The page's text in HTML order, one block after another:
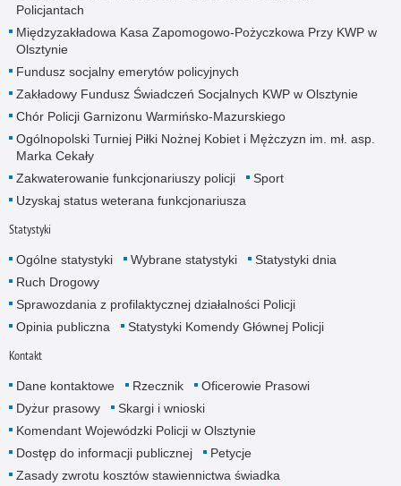
Policjantach
Międzyzakładowa Kasa Zapomogowo-Pożyczkowa Przy KWP w
Olsztynie
Fundusz socjalny emerytów policyjnych
Zakładowy Fundusz Świadczeń Socjalnych KWP w Olsztynie
Chór Policji Garnizonu Warmińsko-Mazurskiego
Ogólnopolski Turniej Piłki Nożnej Kobiet i Mężczyzn im. mł. asp.
Marka Cekały
Zakwaterowanie funkcjonariuszy policji
Sport
Uzyskaj status weterana funkcjonariusza
Statystyki
Ogólne statystyki Wybrane statystyki
Statystyki dnia
Ruch Drogowy
Sprawozdania z profilaktycznej działalności Policji
Opinia publiczna
Statystyki Komendy Głównej Policji
Kontakt
Dane kontaktowe Rzecznik
Oficerowie Prasowi
Dyżur prasowy
Skargi i wnioski
Komendant Wojewódzki Policji w Olsztynie
Dostęp do informacji publicznej
Petycje
Zasady zwrotu kosztów stawiennictwa świadka